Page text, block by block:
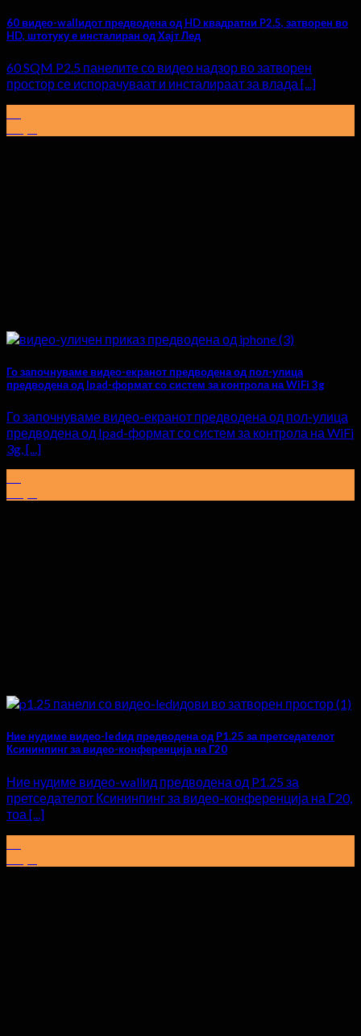
60 видео-wallидот предводена од HD квадратни P2.5, затворен во
HD, штотуку е инсталиран од Хајт Лед
60 SQM P2.5 панелите со видео надзор во затворен
простор се испорачуваат и инсталираат за влада [...]
Го започнуваме видео-екранот предводена од пол-улица
предводена од Ipad-формат со систем за контрола на WiFi 3g
Го започнуваме видео-екранот предводена од пол-улица
предводена од Ipad-формат со систем за контрола на WiFi
3g, [...]
Ние нудиме видео-ledид предводена од P1.25 за претседателот
Ксининпинг за видео-конференција на Г20
Ние нудиме видео-wallид предводена од P1.25 за
претседателот Ксининпинг за видео-конференција на Г20,
тоа [...]